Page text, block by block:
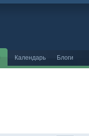
Календарь Блоги